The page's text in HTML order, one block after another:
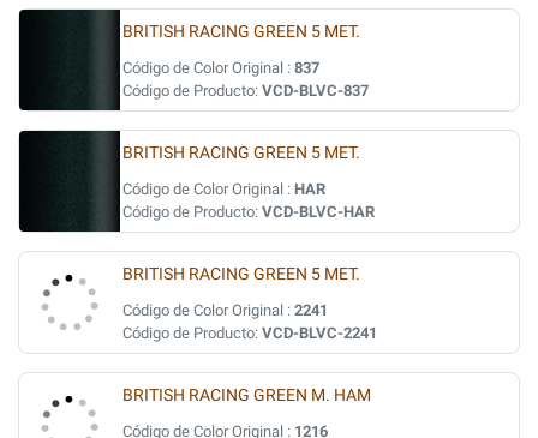
BRITISH RACING GREEN 5 MET.
Código de Color Original : 837
Código de Producto: VCD-BLVC-837
BRITISH RACING GREEN 5 MET.
Código de Color Original : HAR
Código de Producto: VCD-BLVC-HAR
BRITISH RACING GREEN 5 MET.
Código de Color Original : 2241
Código de Producto: VCD-BLVC-2241
BRITISH RACING GREEN M. HAM
Código de Color Original : 1216